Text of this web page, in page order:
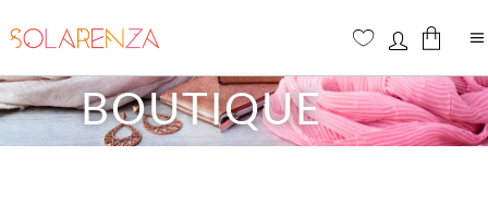
Aucun produit dans le panier
BOUTIQUE